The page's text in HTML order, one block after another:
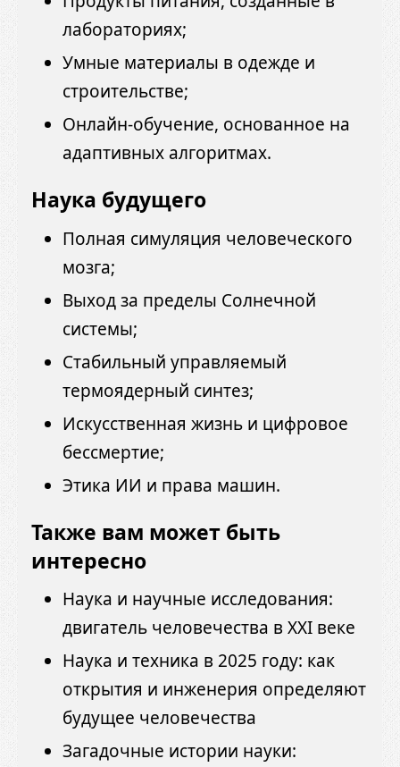
лабораториях;
Умные материалы в одежде и
строительстве;
Онлайн-обучение, основанное на
адаптивных алгоритмах.
Наука будущего
Полная симуляция человеческого
мозга;
Выход за пределы Солнечной
системы;
Стабильный управляемый
термоядерный синтез;
Искусственная жизнь и цифровое
бессмертие;
Этика ИИ и права машин.
Также вам может быть
интересно
Наука и научные исследования:
двигатель человечества в XXI веке
Наука и техника в 2025 году: как
открытия и инженерия определяют
будущее человечества
Загадочные истории науки: